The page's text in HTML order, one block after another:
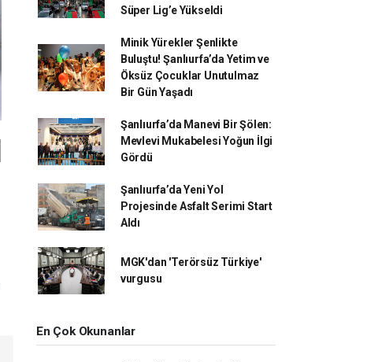
Süper Lig’e Yükseldi
Minik Yürekler Şenlikte
Buluştu! Şanlıurfa’da Yetim ve
Öksüz Çocuklar Unutulmaz
Bir Gün Yaşadı
Şanlıurfa’da Manevi Bir Şölen:
Mevlevi Mukabelesi Yoğun İlgi
Gördü
Şanlıurfa’da Yeni Yol
Projesinde Asfalt Serimi Start
Aldı
MGK'dan 'Terörsüz Türkiye'
vurgusu
En Çok Okunanlar